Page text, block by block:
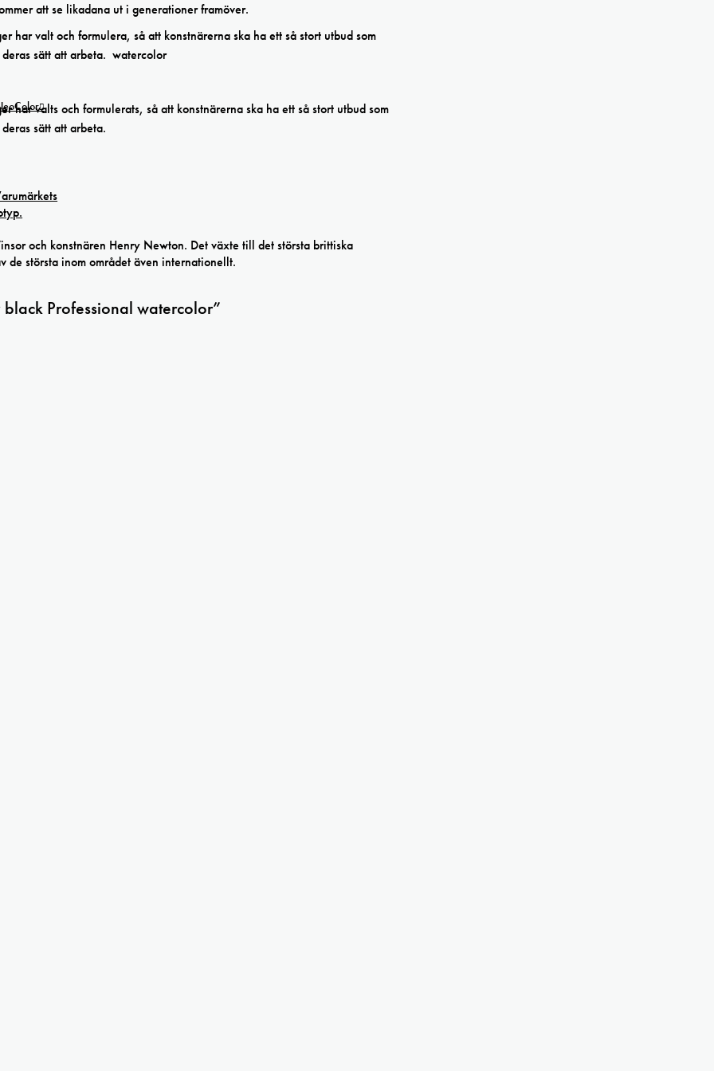
att se likadana ut i generationer framöver.
valt och formulera, så att konstnärerna ska ha ett så stort utbud som
sätt att arbeta. watercolor
valts och formulerats, så att konstnärerna ska ha ett så stort utbud som
sätt att arbeta.
och konstnären Henry Newton. Det växte till det största brittiska
största inom området även internationellt.
Professional watercolor”